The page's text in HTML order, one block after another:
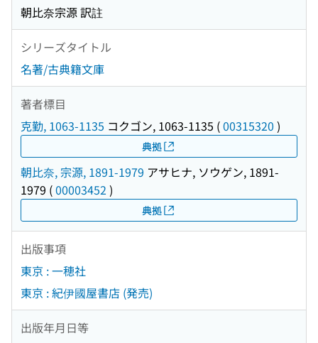
朝比奈宗源 訳註
シリーズタイトル
名著/古典籍文庫
著者標目
克勤, 1063-1135 コクゴン, 1063-1135 (00315320 )
典拠
朝比奈, 宗源, 1891-1979 アサヒナ, ソウゲン, 1891-
1979 (00003452 )
典拠
出版事項
東京 : 一穂社
東京 : 紀伊國屋書店 (発売)
出版年月日等